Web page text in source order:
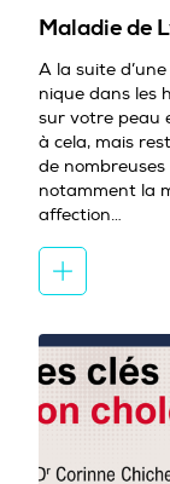
Maladie de
A la suite
nique dans les
sur votre peau
à cela, mais
de
notamment la
affection…